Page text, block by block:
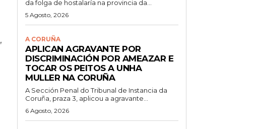
,
da folga de hostalaría na provincia da...
5 Agosto, 2026
A CORUÑA
APLICAN AGRAVANTE POR
DISCRIMINACIÓN POR AMEAZAR E
TOCAR OS PEITOS A UNHA
MULLER NA CORUÑA
A Sección Penal do Tribunal de Instancia da
Coruña, praza 3, aplicou a agravante...
6 Agosto, 2026